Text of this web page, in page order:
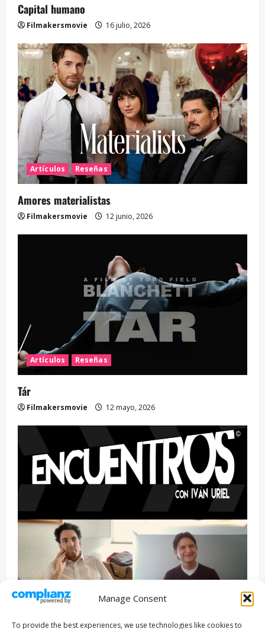
Manage Consent
To provide the best experiences, we use technologies like cookies to
Capital humano
Filmakersmovie 16 julio, 2026
Artículos Reseñas
Amores materialistas
Filmakersmovie 12 junio, 2026
Artículos Reseñas
Tár
Filmakersmovie 12 mayo, 2026
Entrevista Series